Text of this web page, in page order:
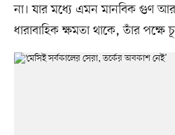
না। যার মধ্যে এমন মানবিক গুণ আর
ধারাবাহিক ক্ষমতা থাকে, তাঁর পক্ষে